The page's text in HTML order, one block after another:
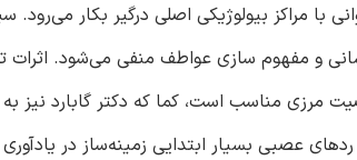
با مراکز بیولوژیکی اصلی درگیر بکار
و مفهوم سازی عواطف منفی می‌شود. اثرات
مرزی مناسب است، کما که دکتر گابارد
عصبی بسیار ابتدایی زمینه‌ساز در